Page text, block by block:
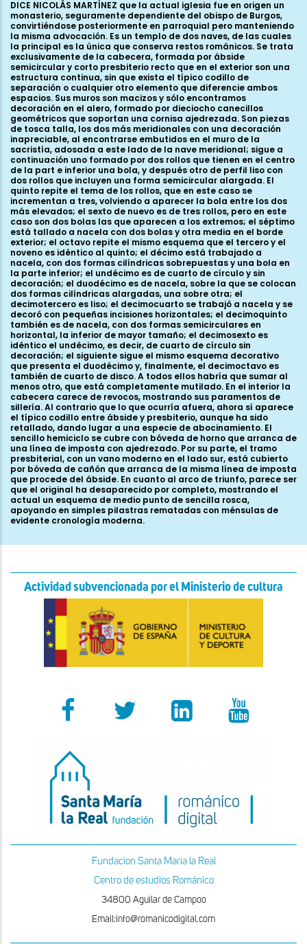
DICE NICOLÁS MARTÍNEZ que la actual iglesia fue en origen un
monasterio, seguramente dependiente del obispo de Burgos,
convirtiéndose posteriormente en parroquial pero manteniendo
la misma advocación. Es un templo de dos naves, de las cuales
la principal es la única que conserva restos románicos. Se trata
exclusivamente de la cabecera, formada por ábside
semicircular y corto presbiterio recto que en el exterior son una
estructura continua, sin que exista el típico codillo de
separación o cualquier otro elemento que diferencie ambos
espacios. Sus muros son macizos y sólo encontramos
decoración en el alero, formado por dieciocho canecillos
geométricos que soportan una cornisa ajedrezada. Son piezas
de tosca talla, los dos más meridionales con una decoración
inapreciable, al encontrarse embutidos en el muro de la
sacristía, adosada a este lado de la nave meridional; sigue a
continuación uno formado por dos rollos que tienen en el centro
de la part e inferior una bola, y después otro de perfil liso con
dos rollos que incluyen una forma semicircular alargada. El
quinto repite el tema de los rollos, que en este caso se
incrementan a tres, volviendo a aparecer la bola entre los dos
más elevados; el sexto de nuevo es de tres rollos, pero en este
caso son dos bolas las que aparecen a los extremos; el séptimo
está tallado a nacela con dos bolas y otra media en el borde
exterior; el octavo repite el mismo esquema que el tercero y el
noveno es idéntico al quinto; el décimo está trabajado a
nacela, con dos formas cilíndricas sobrepuestas y una bola en
la parte inferior; el undécimo es de cuarto de círculo y sin
decoración; el duodécimo es de nacela, sobre la que se colocan
dos formas cilíndricas alargadas, una sobre otra; el
decimotercero es liso; el decimocuarto se trabajó a nacela y se
decoró con pequeñas incisiones horizontales; el decimoquinto
también es de nacela, con dos formas semicirculares en
horizontal, la inferior de mayor tamaño; el decimosexto es
idéntico el undécimo, es decir, de cuarto de círculo sin
decoración; el siguiente sigue el mismo esquema decorativo
que presenta el duodécimo y, finalmente, el decimoctavo es
también de cuarto de disco. A todos ellos habría que sumar al
menos otro, que está completamente mutilado. En el interior la
cabecera carece de revocos, mostrando sus paramentos de
sillería. Al contrario que lo que ocurría afuera, ahora sí aparece
el típico codillo entre ábside y presbiterio, aunque ha sido
retallado, dando lugar a una especie de abocinamiento. El
sencillo hemiciclo se cubre con bóveda de horno que arranca de
una línea de imposta con ajedrezado. Por su parte, el tramo
presbiterial, con un vano moderno en el lado sur, está cubierto
por bóveda de cañón que arranca de la misma línea de imposta
que procede del ábside. En cuanto al arco de triunfo, parece ser
que el original ha desaparecido por completo, mostrando el
actual un esquema de medio punto de sencilla rosca,
apoyando en simples pilastras rematadas con ménsulas de
evidente cronología moderna.
Actividad subvencionada por el Ministerio de cultura
Fundacion Santa Maria la Real
Centro de estudios Románico
34800 Aguilar de Campoo
Email:info@romanicodigital.com